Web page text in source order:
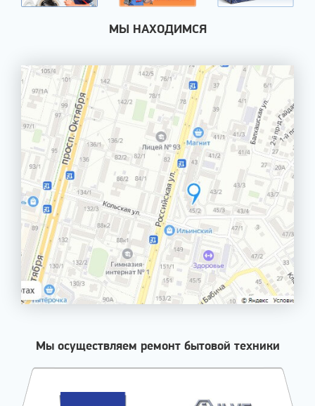
МЫ НАХОДИМСЯ
Мы осуществляем ремонт бытовой техники